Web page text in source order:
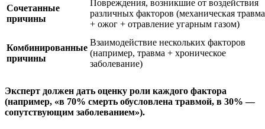
Сочетанные
причины
Повреждения, возникшие от воздействия
различных факторов (механическая травма
+ ожог + отравление угарным газом)
Комбинированные
причины
Взаимодействие нескольких факторов
(например, травма + хроническое
заболевание)
Эксперт должен дать оценку роли каждого фактора
(например, «в 70% смерть обусловлена травмой, в 30% —
сопутствующим заболеванием»).